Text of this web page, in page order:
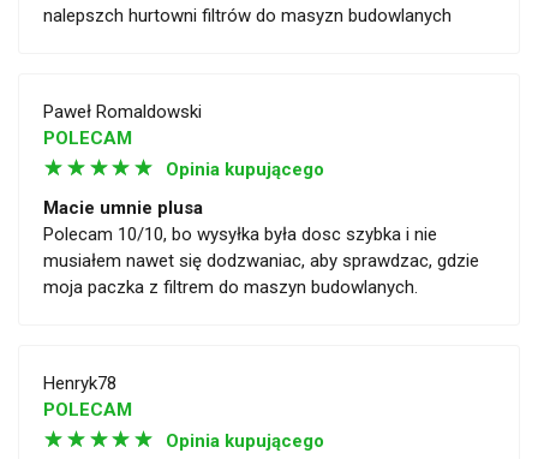
nalepszch hurtowni filtrów do masyzn budowlanych
Paweł Romaldowski
POLECAM
☆☆☆☆☆
Opinia kupującego
Macie umnie plusa
Polecam 10/10, bo wysyłka była dosc szybka i nie
musiałem nawet się dodzwaniac, aby sprawdzac, gdzie
moja paczka z filtrem do maszyn budowlanych.
Henryk78
POLECAM
☆☆☆☆☆
Opinia kupującego